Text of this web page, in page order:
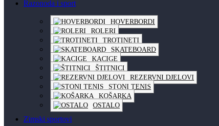
Razonoda i sport
HOVERBORDI
ROLERI
TROTINETI
SKATEBOARD
KACIGE
ŠTITNICI
REZERVNI DJELOVI
STONI TENIS
KOŠARKA
OSTALO
Zimski sportovi